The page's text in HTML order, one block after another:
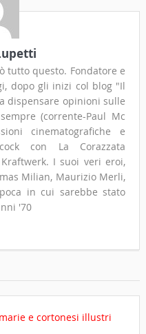
tutto questo. Fondatore e
dopo gli inizi col blog "Il
dispensare opinioni sulle
(corrente-Paul Mc
cinematografiche e
con La Corazzata
I suoi veri eroi,
Milian, Maurizio Merli,
in cui sarebbe stato
'70